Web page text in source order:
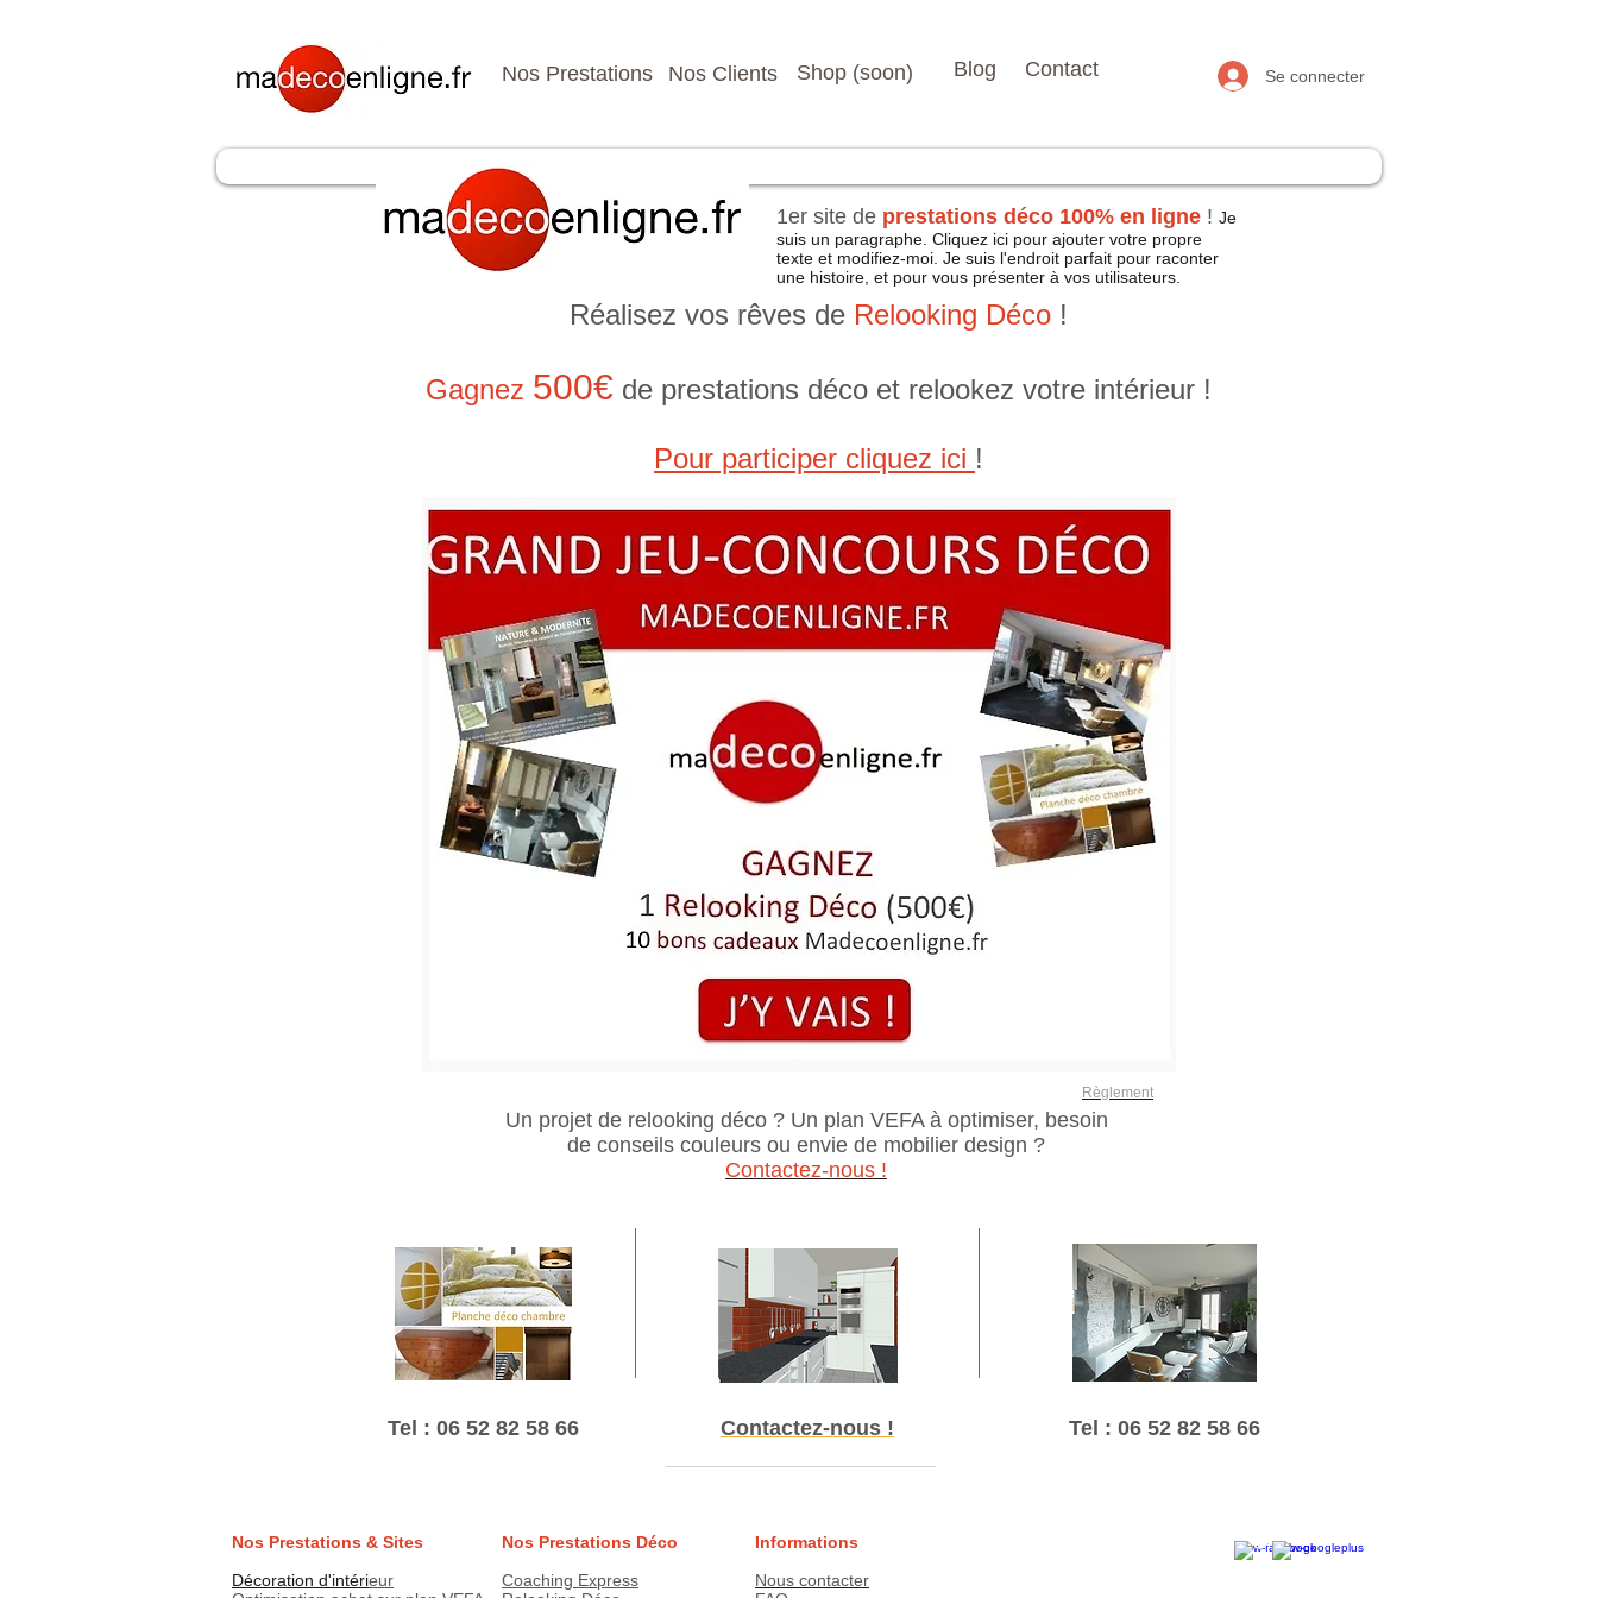
Nos Prestations Nos Clients Shop (soon) Blog Contact Se connecter
1er site de prestations déco 100% en ligne ! Je
suis un paragraphe. Cliquez ici pour ajouter votre propre
texte et modifiez-moi. Je suis l'endroit parfait pour raconter
une histoire, et pour vous présenter à vos utilisateurs.
Réalisez vos rêves de Relooking Déco !
Gagnez 500€ de prestations déco et relookez votre intérieur !
Pour participer cliquez ici !
Règlement
Un projet de relooking déco ? Un plan VEFA à optimiser, besoin
de conseils couleurs ou envie de mobilier design ?
Contactez-nous !
Tel : 06 52 82 58 66 Contactez-nous ! Tel : 06 52 82 58 66
Nos Prestations & Sites
Décoration d'intérieur
Nos Prestations Déco
Coaching Express
Informations
Nous contacter